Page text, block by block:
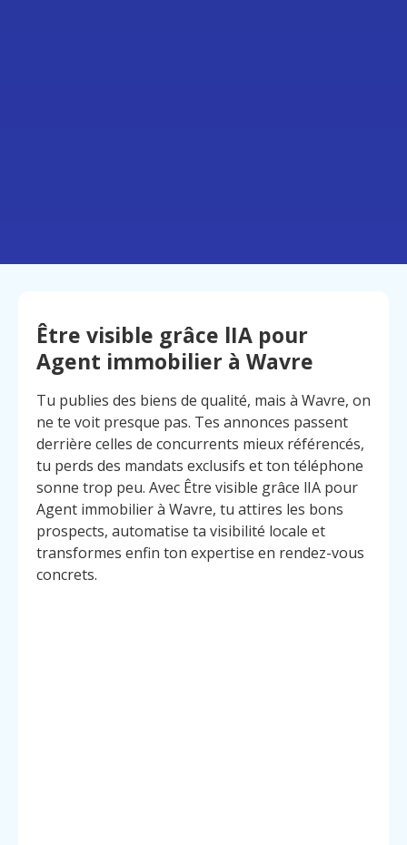
Être visible grâce lIA pour
Agent immobilier à Wavre
Tu publies des biens de qualité, mais à Wavre, on
ne te voit presque pas. Tes annonces passent
derrière celles de concurrents mieux référencés,
tu perds des mandats exclusifs et ton téléphone
sonne trop peu. Avec Être visible grâce lIA pour
Agent immobilier à Wavre, tu attires les bons
prospects, automatise ta visibilité locale et
transformes enfin ton expertise en rendez-vous
concrets.